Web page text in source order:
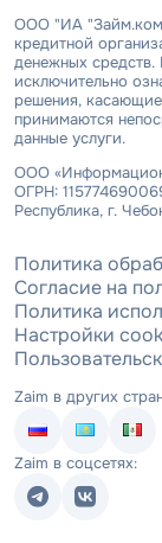
ООО "ИА
кредитной
денежных
исключительно
решения,
принимаются
данные услуги.
ООО
ОГРН:
Республика, г.
Политика
Согласие на
Политика
Настройки
Zaim в других
Zaim в соцсетях: